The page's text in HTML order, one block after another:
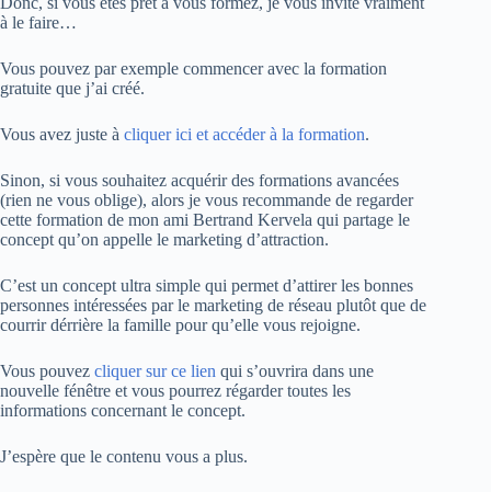
à le faire…
Vous pouvez par exemple commencer avec la formation
gratuite que j’ai créé.
Vous avez juste à cliquer ici et accéder à la formation.
Sinon, si vous souhaitez acquérir des formations avancées
(rien ne vous oblige), alors je vous recommande de regarder
cette formation de mon ami Bertrand Kervela qui partage le
concept qu’on appelle le marketing d’attraction.
C’est un concept ultra simple qui permet d’attirer les bonnes
personnes intéressées par le marketing de réseau plutôt que de
courrir dérrière la famille pour qu’elle vous rejoigne.
Vous pouvez cliquer sur ce lien qui s’ouvrira dans une
nouvelle fénêtre et vous pourrez régarder toutes les
informations concernant le concept.
J’espère que le contenu vous a plus.